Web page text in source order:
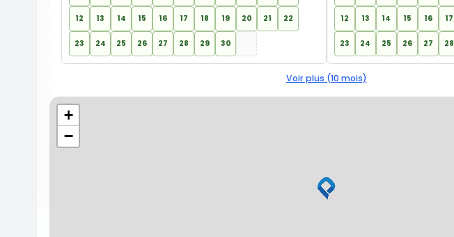
12 13 14 15 16 17 18 19 20 21 22
23 24 25 26 27 28 29 30
12 13 14 15 16 17
23 24 25 26 27 28
Voir plus (10 mois)
+
−